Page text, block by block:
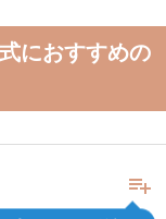
におすすめの
playlist_add